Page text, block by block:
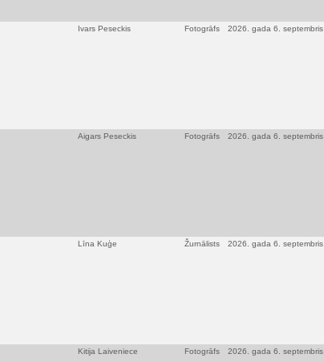
Ivars Peseckis Fotogrāfs 2026. gada 6. septembris
Aigars Peseckis Fotogrāfs 2026. gada 6. septembris
Līna Kuģe Žurnālists 2026. gada 6. septembris
Kitija Laiveniece Fotogrāfs 2026. gada 6. septembris